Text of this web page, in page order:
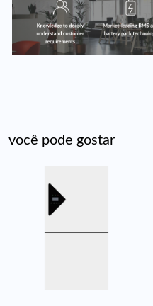
você pode gostar